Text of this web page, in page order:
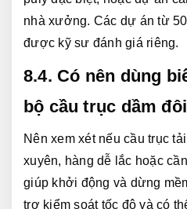
nhà xưởng. Các dự án từ
được kỹ sư đánh giá riêng.
8.4. Có nên dùng
bộ cầu trục dầm
Nên xem xét nếu cầu trục
xuyên, hàng dễ lắc hoặc
giúp khởi động và dừng
trợ kiểm soát tốc độ và có